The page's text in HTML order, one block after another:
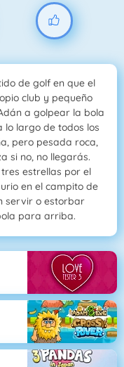
de golf en que el
club y pequeño
a golpear la bola
lo largo de todos los
pero pesada roca,
si no, no llegarás.
estrellas por el
en el campito de
servir o estorbar
para arriba.